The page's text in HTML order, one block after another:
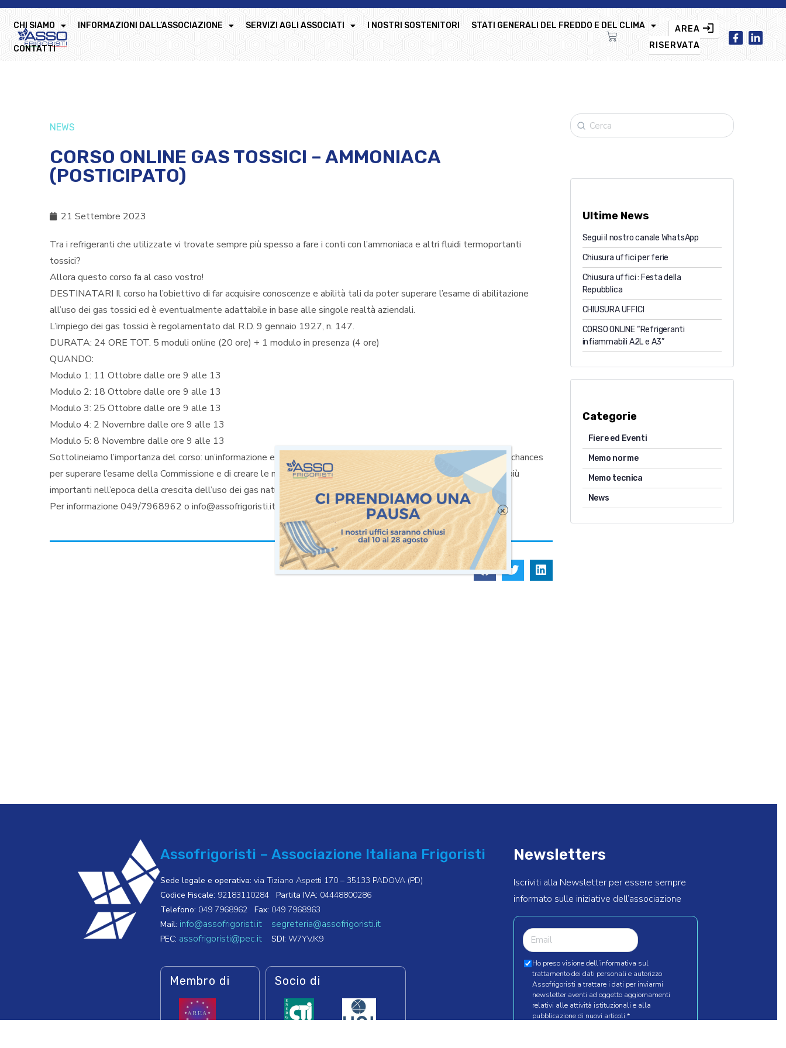
CHI SIAMO INFORMAZIONI DALL’ASSOCIAZIONE SERVIZI AGLI ASSOCIATI I NOSTRI SOSTENITORI STATI GENERALI DEL FREDDO E DEL CLIMA
CONTATTI
AREA
RISERVATA
NEWS
CORSO ONLINE GAS TOSSICI – AMMONIACA
(POSTICIPATO)
21 Settembre 2023
Tra i refrigeranti che utilizzate vi trovate sempre più spesso a fare i conti con l’ammoniaca e altri fluidi termoportanti
tossici?
Allora questo corso fa al caso vostro!
DESTINATARI Il corso ha l’obiettivo di far acquisire conoscenze e abilità tali da poter superare l’esame di abilitazione
all’uso dei gas tossici ed è eventualmente adattabile in base alle singole realtà aziendali.
L’impiego dei gas tossici è regolamentato dal R.D. 9 gennaio 1927, n. 147.
DURATA: 24 ORE TOT. 5 moduli online (20 ore) + 1 modulo in presenza (4 ore)
QUANDO:
Modulo 1: 11 Ottobre dalle ore 9 alle 13
Modulo 2: 18 Ottobre dalle ore 9 alle 13
Modulo 3: 25 Ottobre dalle ore 9 alle 13
Modulo 4: 2 Novembre dalle ore 9 alle 13
Modulo 5: 8 Novembre dalle ore 9 alle 13
Sottolineiamo l’importanza del corso: un’informazione e una formazione completa permettono di avere le migliori chances
per superare l’esame della Commissione e di creare le migliori condizioni per operare con gas refrigeranti sempre più
importanti nell’epoca della crescita dell’uso dei gas naturali.
Per informazione 049/7968962 o info@assofrigoristi.it
Ultime News
Segui il nostro canale WhatsApp
Chiusura uffici per ferie
Chiusura uffici : Festa della
Repubblica
CHIUSURA UFFICI
CORSO ONLINE “Refrigeranti
infiammabili A2L e A3”
Categorie
Fiere ed Eventi
Memo norme
Memo tecnica
News
Assofrigoristi – Associazione Italiana Frigoristi
Sede legale e operativa: via Tiziano Aspetti 170 – 35133 PADOVA (PD)
Codice Fiscale: 92183110284 Partita IVA: 04448800286
Telefono: 049 7968962 Fax: 049 7968963
Mail: info@assofrigoristi.it segreteria@assofrigoristi.it
PEC: assofrigoristi@pec.it SDI: W7YVJK9
Membro di Socio di
Newsletters
Iscriviti alla Newsletter per essere sempre
informato sulle iniziative dell’associazione
Ho preso visione dell’informativa sul
trattamento dei dati personali e autorizzo
Assofrigoristi a trattare i dati per inviarmi
newsletter aventi ad oggetto aggiornamenti
relativi alle attività istituzionali e alla
pubblicazione di nuovi articoli.*
×